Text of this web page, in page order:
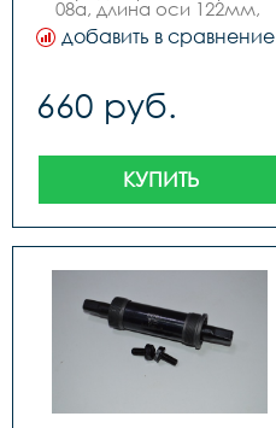
08a, длина оси 122мм,
стальной корпус, черный,
стальные чашки, под
добавить в сравнение
660 руб.
КУПИТЬ